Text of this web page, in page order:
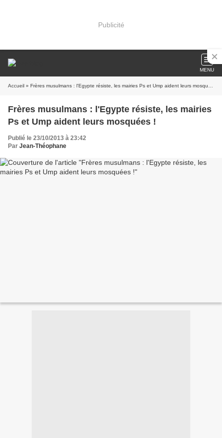
Publicité
MENU
Accueil » Frères musulmans : l'Egypte résiste, les mairies Ps et Ump aident leurs mosquées !
Frères musulmans : l'Egypte résiste, les mairies
Ps et Ump aident leurs mosquées !
Publié le 23/10/2013 à 23:42
Par Jean-Théophane